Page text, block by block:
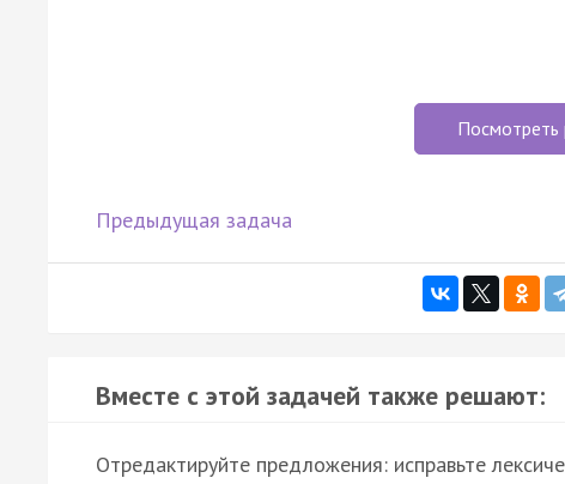
Посмотреть
Предыдущая задача
Вместе с этой задачей также решают:
Отредактируйте предложения: исправьте